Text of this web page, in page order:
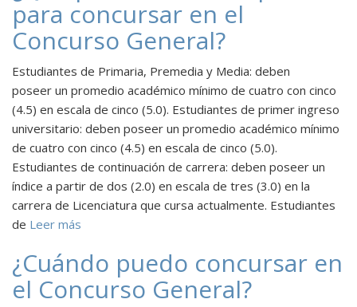
para concursar en el
Concurso General?
Estudiantes de Primaria, Premedia y Media: deben
poseer un promedio académico mínimo de cuatro con cinco
(4.5) en escala de cinco (5.0). Estudiantes de primer ingreso
universitario: deben poseer un promedio académico mínimo
de cuatro con cinco (4.5) en escala de cinco (5.0).
Estudiantes de continuación de carrera: deben poseer un
índice a partir de dos (2.0) en escala de tres (3.0) en la
carrera de Licenciatura que cursa actualmente. Estudiantes
de Leer más
¿Cuándo puedo concursar en
el Concurso General?